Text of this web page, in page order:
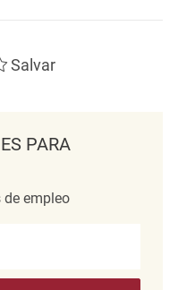
Salvar
PARA
de empleo